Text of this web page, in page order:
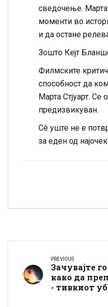
сведочење. Марта
моменти во
и да остане
Зошто Кејт
Филмските
способност да
Марта Стјуарт.
предизвикуван.
Сè уште не е
за еден од
PREVIOUS
Зачувајте
како да
- тивкиот